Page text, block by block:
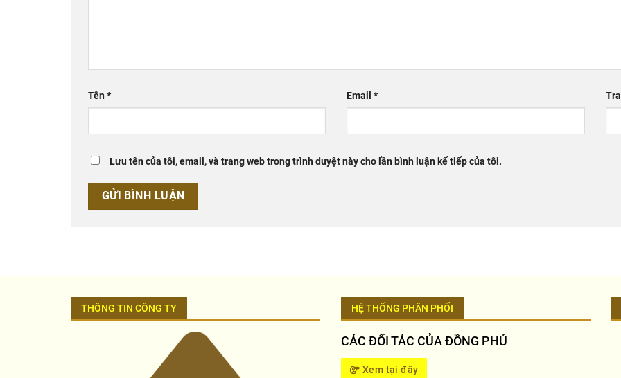
Tên* Email*
Lưu tên của tôi, email, và trang web trong trình duyệt này cho lần bình luận kế tiếp của tôi.
THÔNG TIN CÔNG TY HỆ THỐNG PHÂN PHỐI
CÁC ĐỐI TÁC CỦA ĐỒNG PHÚ
Xem tại đây